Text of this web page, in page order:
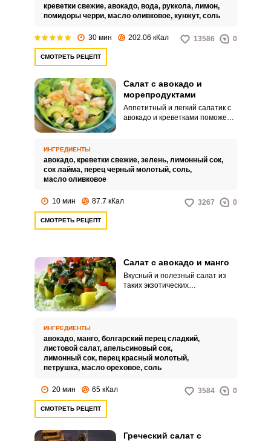
состав этого салата входят
нетрадиционные для нашей
страны ингредиенты, его может
креветки свежие, авокадо, вода, руккола, лимон,
помидоры черри, масло оливковое, кунжут, соль
30 мин 202.06 кКал 13586 0
СМОТРЕТЬ РЕЦЕПТ
Салат с авокадо и
морепродуктами
Аппетитный и легкий салатик с
авокадо и креветками поможет
с креветками дарит салату
кремовость и особенный
аромат, который усиливает
ИНГРЕДИЕНТЫ
авокадо, креветки свежие, зелень, лимонный сок,
сок лайма, перец черный молотый, соль,
масло оливковое
10 мин 87.7 кКал 3267 0
СМОТРЕТЬ РЕЦЕПТ
Салат с авокадо и манго
Вкусный и полезный салат из
таких экзотических
мякоти авокадо и сочного манго
создают прекрасный вкусовой
альянс, который дополняется
уникальной заправкой из
цитрусовых.
ИНГРЕДИЕНТЫ
авокадо, манго, болгарский перец сладкий,
листовой салат, апельсиновый сок,
лимонный сок, перец красный молотый,
петрушка, масло ореховое, соль
20 мин 65 кКал 3584 0
СМОТРЕТЬ РЕЦЕПТ
Греческий салат с